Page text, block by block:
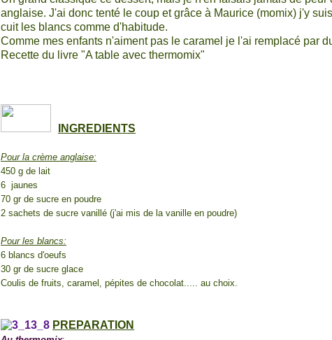
anglaise. J'ai donc tenté le coup et grâce à Maurice (momix) j'y
cuit les blancs comme d'habitude.
Comme mes enfants n'aiment pas le caramel je l'ai remplacé par
Recette du livre "A table avec thermomix"
INGREDIENTS
Pour la crème anglaise:
450 g de lait
6 jaunes
70 gr de sucre en poudre
2 sachets de sucre vanillé (j'ai mis de la vanille en poudre)
Pour les blancs:
6 blancs d'oeufs
30 gr de sucre glace
Coulis de fruits, caramel, pépites de chocolat..... au choix.
PREPARATION